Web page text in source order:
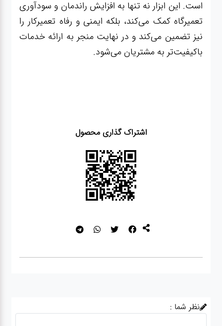
است. این ابزار نه تنها به افزایش راندمان و سودآوری
تعمیرگاه کمک می‌کند، بلکه ایمنی و رفاه تعمیرکار را
نیز تضمین می‌کند و در نهایت منجر به ارائه خدمات
باکیفیت‌تر به مشتریان می‌شود.
اشتراک گذاری محصول
نظر شما :